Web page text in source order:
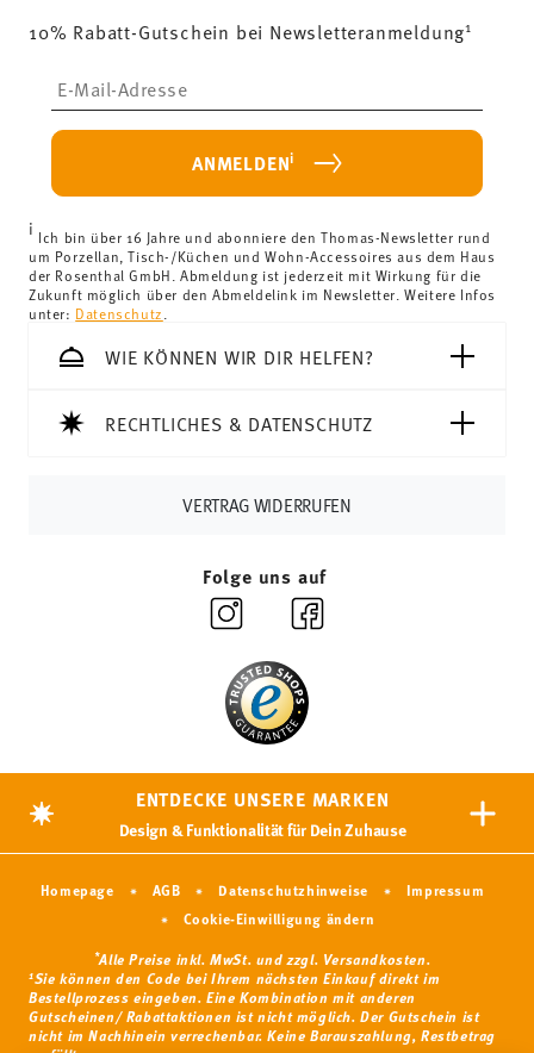
10% Rabatt-Gutschein bei Newsletteranmeldung1
ANMELDENi
i Ich bin über 16 Jahre und abonniere den Thomas-Newsletter rund
um Porzellan, Tisch-/Küchen und Wohn-Accessoires aus dem Haus
der Rosenthal GmbH. Abmeldung ist jederzeit mit Wirkung für die
Zukunft möglich über den Abmeldelink im Newsletter. Weitere Infos
unter: Datenschutz
WIE KÖNNEN WIR DIR HELFEN?
RECHTLICHES & DATENSCHUTZ
VERTRAG WIDERRUFEN
Folge uns auf
ENTDECKE UNSERE MARKEN
Design & Funktionalität für Dein Zuhause
Homepage AGB Datenschutzhinweise
Impressum
Cookie-Einwilligung ändern
*Alle Preise inkl. MwSt. undzzgl. Versandkosten.
1Sie können den Code bei Ihrem nächsten Einkauf direkt im
Bestellprozess eingeben. Eine Kombination mit anderen
Gutscheinen/ Rabattaktionen ist nicht möglich. Der Gutschein ist
nicht im Nachhinein verrechenbar. Keine Barauszahlung, Restbetrag